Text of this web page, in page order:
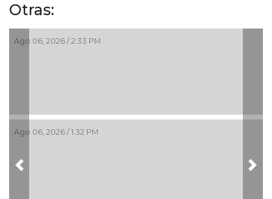
Otras:
Ago 06, 2026 / 2:33 PM
Ago 06, 2026 / 1:32 PM
Previous